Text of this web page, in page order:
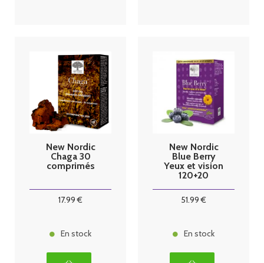
New Nordic
Chaga 30
comprimés
17.99 €
En stock
New Nordic
Blue Berry
Yeux et vision
120+20
51.99 €
En stock